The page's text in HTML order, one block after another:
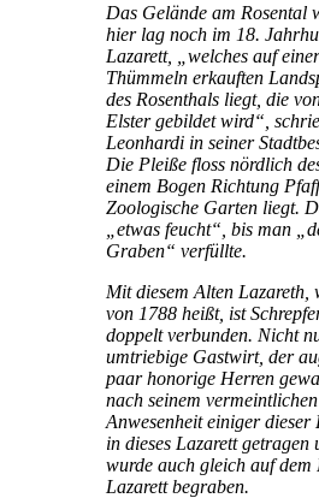
Das Gelände am Rosental
hier lag noch im 18.
Lazarett, „welches auf
Thümmeln erkauften
des Rosenthals liegt, die
Elster gebildet wird“,
Leonhardi in seiner
Die Pleiße floss nördlich
einem Bogen Richtung
Zoologische Garten liegt.
„etwas feucht“, bis man
Graben“ verfüllte.
Mit diesem Alten Lazareth,
von 1788 heißt, ist
doppelt verbunden. Nicht
umtriebige Gastwirt, der
paar honorige Herren
nach seinem
Anwesenheit einiger
in dieses Lazarett
wurde auch gleich auf
Lazarett begraben.